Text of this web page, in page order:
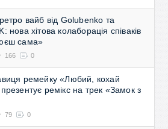
вайб від Golubenko та
нова хітова колаборація співаків
сама»
166 0
ремейку «Любий, кохай
ремікс на трек «Замок з
79 0